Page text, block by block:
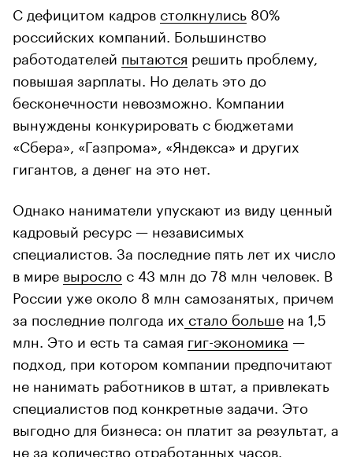
С дефицитом кадров столкнулись 80%
российских компаний. Большинство
работодателей пытаются решить проблему,
повышая зарплаты. Но делать это до
бесконечности невозможно. Компании
вынуждены конкурировать с бюджетами
«Сбера», «Газпрома», «Яндекса» и других
гигантов, а денег на это нет.
Однако наниматели упускают из виду ценный
кадровый ресурс — независимых
специалистов. За последние пять лет их число
в мире выросло с 43 млн до 78 млн человек. В
России уже около 8 млн самозанятых, причем
за последние полгода их стало больше на 1,5
млн. Это и есть та самая гиг-экономика —
подход, при котором компании предпочитают
не нанимать работников в штат, а привлекать
специалистов под конкретные задачи. Это
выгодно для бизнеса: он платит за результат, а
не за количество отработанных часов.